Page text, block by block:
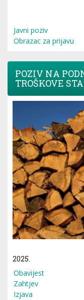
Javni poziv
Obrazac za prijavu
POZIV NA
TROŠKOVE
2025.
Obavijest
Zahtjev
Izjava